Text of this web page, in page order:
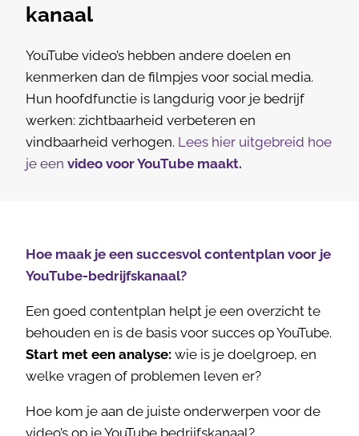
kanaal
YouTube video’s hebben andere doelen en
kenmerken dan de filmpjes voor social media.
Hun hoofdfunctie is langdurig voor je bedrijf
werken: zichtbaarheid verbeteren en
vindbaarheid verhogen. Lees hier uitgebreid hoe
je een video voor YouTube maakt.
Hoe maak je een succesvol contentplan voor je
YouTube-bedrijfskanaal?
Een goed contentplan helpt je een overzicht te
behouden en is de basis voor succes op YouTube.
Start met een analyse: wie is je doelgroep, en
welke vragen of problemen leven er?
Hoe kom je aan de juiste onderwerpen voor de